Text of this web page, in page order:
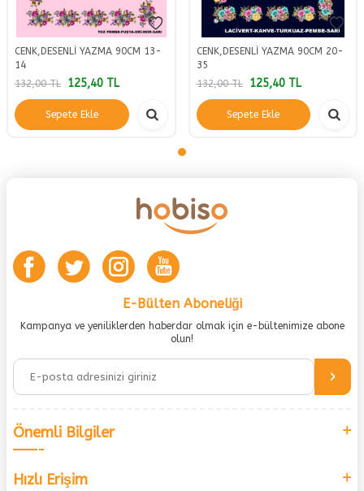
CENK,DESENLİ YAZMA 90CM 13-
14
132,00TL 125,40 TL
Sepete Ekle
CENK,DESENLİ YAZMA 90CM 20-
35
132,00TL 125,40TL
Sepete Ekle
E-Bülten Aboneliği
Kampanya ve yeniliklerden haberdar olmak için e-bültenimize abone
olun!
Önemli Bilgiler
Hızlı Erişim